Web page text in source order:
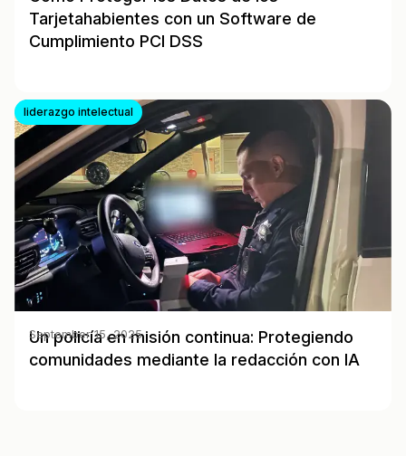
Tarjetahabientes con un Software de
Cumplimiento PCI DSS
liderazgo intelectual
Un policía en misión continua: Protegiendo
comunidades mediante la redacción con IA
September 15, 2025